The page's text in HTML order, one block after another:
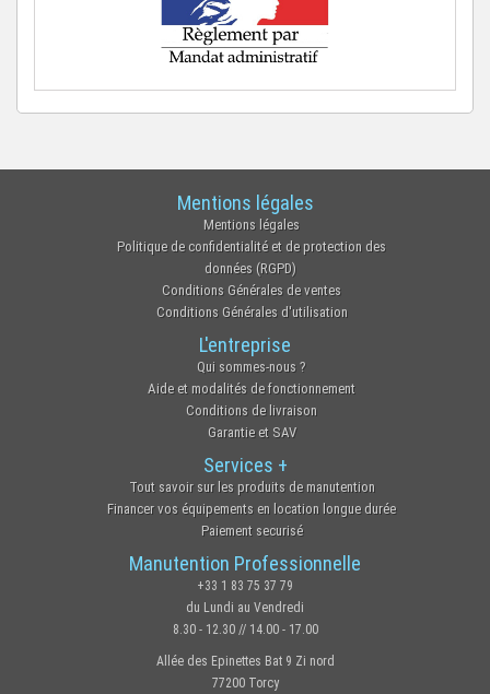
Mentions légales
Mentions légales
Politique de confidentialité et de protection des
données (RGPD)
Conditions Générales de ventes
Conditions Générales d'utilisation
L'entreprise
Qui sommes-nous ?
Aide et modalités de fonctionnement
Conditions de livraison
Garantie et SAV
Services +
Tout savoir sur les produits de manutention
Financer vos équipements en location longue durée
Paiement securisé
Manutention Professionnelle
+33 1 83 75 37 79
du Lundi au Vendredi
8.30 - 12.30 // 14.00 - 17.00
Allée des Epinettes Bat 9 Zi nord
77200 Torcy